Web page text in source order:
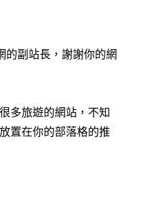
副站長，謝謝你的網
多旅遊的網站，不知
置在你的部落格的推